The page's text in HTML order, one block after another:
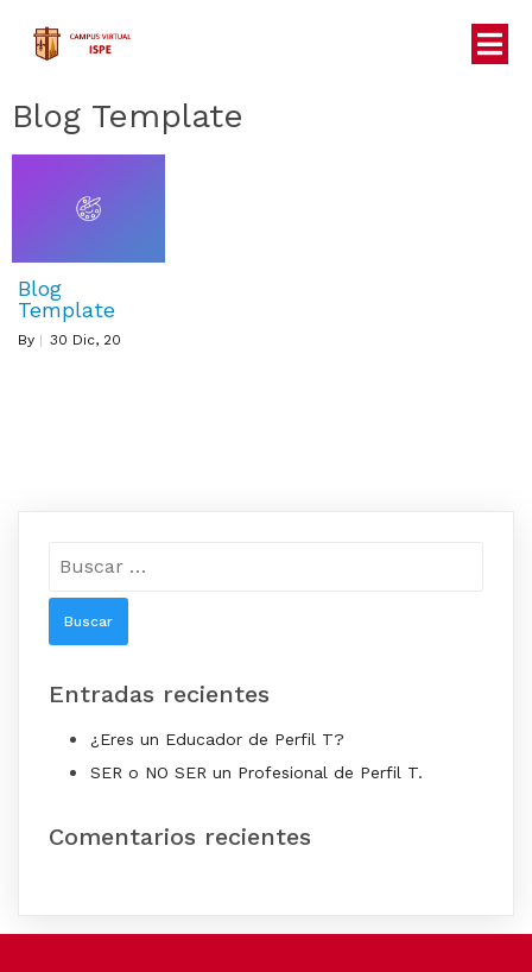
Blog Template
Blog
Template
By | 30 Dic, 20
Buscar:
Entradas recientes
¿Eres un Educador de Perfil T?
SER o NO SER un Profesional de Perfil T.
Comentarios recientes